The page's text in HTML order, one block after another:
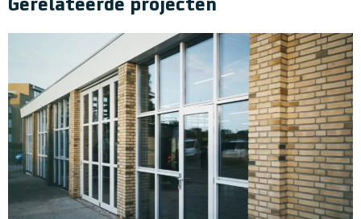
Gerelateerde projecten